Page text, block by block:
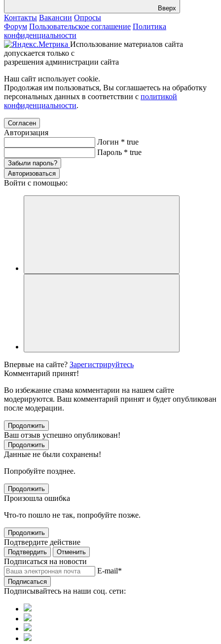
Вверх
Контакты Вакансии Опросы
Форум Пользовательское соглашение Политика
конфиденциальности
Использование материалов сайта
допускается только с
разрешения администрации сайта
Наш сайт использует cookie.
Продолжая им пользоваться, Вы соглашаетесь на обработку
персональных данных в соответствии с политикой
конфиденциальности.
Согласен
Авторизация
Логин * true
Пароль * true
Забыли пароль?
Авторизоваться
Войти с помощью:
Впервые на сайте? Зарегистрируйтесь
Комментарий принят!
Во избежание спама комментарии на нашем сайте
модерируются. Ваш комментарий принят и будет опубликован
после модерации.
Продолжить
Ваш отзыв успешно опубликован!
Продолжить
Данные не были сохранены!
Попробуйте позднее.
Продолжить
Произошла ошибка
Что-то пошло не так, попробуйте позже.
Продолжить
Подтвердите действие
Подтвердить Отменить
Подписаться на новости
E-mail*
Подписаться
Подписывайтесь на наши соц. сети: